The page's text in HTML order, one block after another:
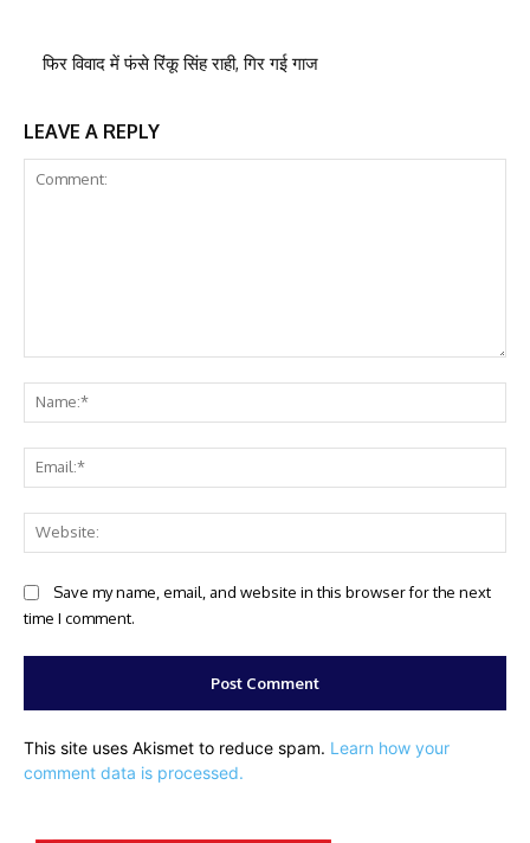
फिर विवाद में फंसे रिंकू सिंह राही, गिर गई गाज
LEAVE A REPLY
Save my name, email, and website in this browser for the next
time I comment.
This site uses Akismet to reduce spam. Learn how your
comment data is processed.